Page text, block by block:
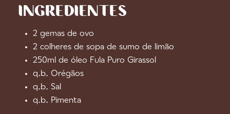
INGREDIENTES
2 gemas de ovo
2 colheres de sopa de sumo de limão
250ml de óleo Fula Puro Girassol
q.b. Orégãos
q.b. Sal
q.b. Pimenta